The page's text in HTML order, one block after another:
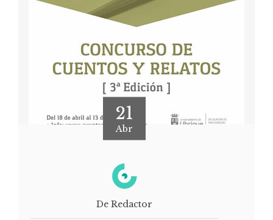
21
Abr
De Redactor